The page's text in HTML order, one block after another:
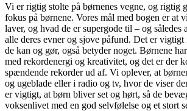
Vi er rigtig stolte på børnenes vegne, og rigtig
fokus på børnene. Vores mål med bogen er at
laver, og hvad de er supergode til – og således
alle deres evner og sjove påfund. Det er
de kan og gør, også betyder noget. Børnene
med rekordenergi og kreativitet, og det er der
spændende rekorder ud af. Vi oplever, at
og ugeblade eller i radio og tv, hvor de viser
er vigtigt, at børn bliver set og hørt, så de
voksenlivet med en god selvfølelse og et stort